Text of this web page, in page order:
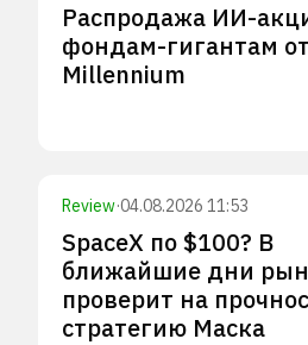
Распродажа ИИ-
фондам-гигантам
Millennium
Review·04.08.2026 11:53
SpaceX по $100? В
ближайшие дни
проверит на
стратегию Маска